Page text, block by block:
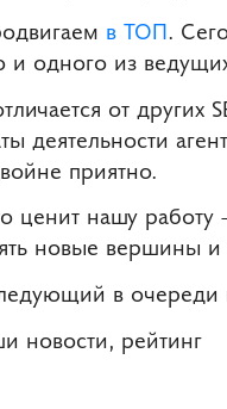
в ТОП.
и одного из
от других
деятельности
приятно.
ценит нашу
новые вершины
в
новости, рейтинг